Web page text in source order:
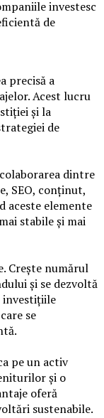
investesc
de
precisă a
Acest lucru
și la
de
dintre
SEO, conținut,
aceste elemente
stabile și mai
Crește numărul
și se dezvoltă
investițiile
se
pe un activ
și o
oferă
sustenabile.